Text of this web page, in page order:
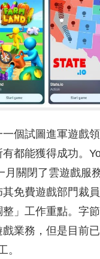
個試圖進軍遊戲
都能獲得成功。
月關閉了雲遊戲服
免費遊戲部門裁員
」工作重點。字
業務，但是目前
。